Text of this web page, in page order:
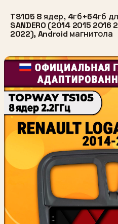
TS105 8 ядер, 4гб+64гб
SANDERO (2014 2015
2022), Android магнитола